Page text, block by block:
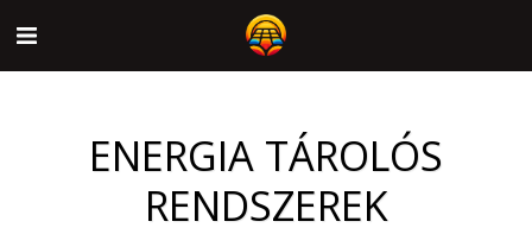
ENERGIA TÁROLÓS
RENDSZEREK